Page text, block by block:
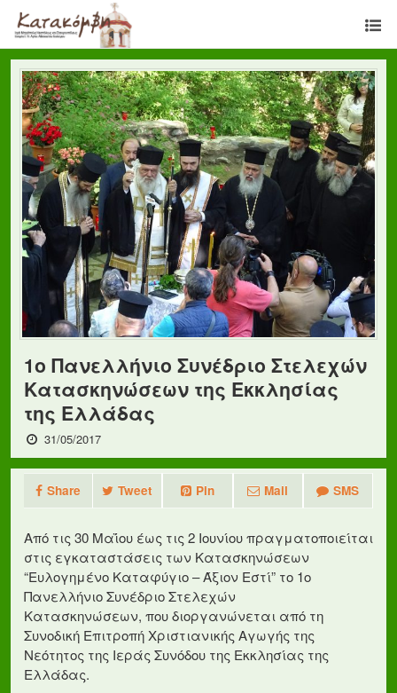
1ο Πανελλήνιο Συνέδριο Στελεχών
Κατασκηνώσεων της Εκκλησίας
της Ελλάδας
31/05/2017
Share Tweet Pin Mail SMS
Από τις 30 Μαΐου έως τις 2 Ιουνίου πραγματοποιείται
στις εγκαταστάσεις των Κατασκηνώσεων
“Ευλογημένο Καταφύγιο – Άξιον Εστί” το 1ο
Πανελλήνιο Συνέδριο Στελεχών
Κατασκηνώσεων, που διοργανώνεται από τη
Συνοδική Επιτροπή Χριστιανικής Αγωγής της
Νεότητος της Ιεράς Συνόδου της Εκκλησίας της
Ελλάδας.